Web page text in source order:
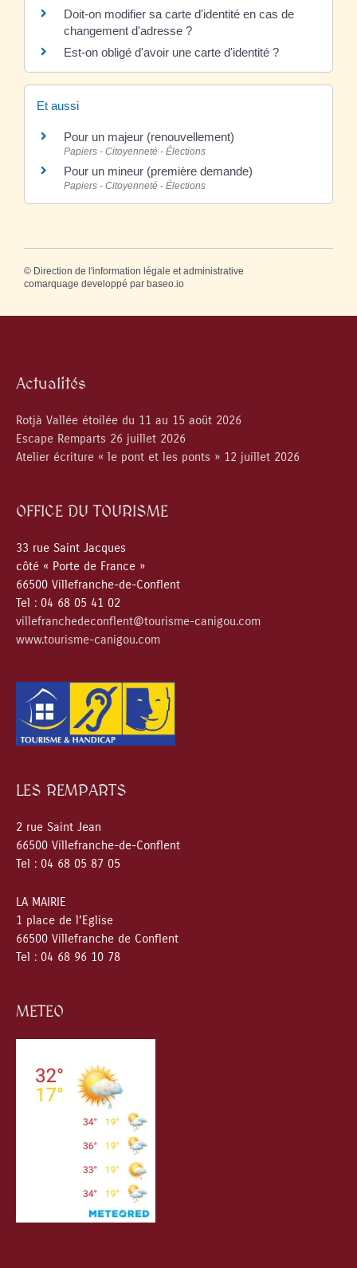
Doit-on modifier sa carte d'identité en cas de
changement d'adresse ?
Est-on obligé d'avoir une carte d'identité ?
Et aussi
Pour un majeur (renouvellement)
Papiers - Citoyenneté - Élections
Pour un mineur (première demande)
Papiers - Citoyenneté - Élections
© Direction de l'information légale et administrative
comarquage developpé par baseo.io
Actualités
Rotjà Vallée étoilée du 11 au 15 août 2026
Escape Remparts 26 juillet 2026
Atelier écriture « le pont et les ponts » 12 juillet 2026
OFFICE DU TOURISME
33 rue Saint Jacques
côté « Porte de France »
66500 Villefranche-de-Conflent
Tel : 04 68 05 41 02
villefranchedeconflent@tourisme-canigou.com
www.tourisme-canigou.com
LES REMPARTS
2 rue Saint Jean
66500 Villefranche-de-Conflent
Tel : 04 68 05 87 05
LA MAIRIE
1 place de l’Eglise
66500 Villefranche de Conflent
Tel : 04 68 96 10 78
METEO